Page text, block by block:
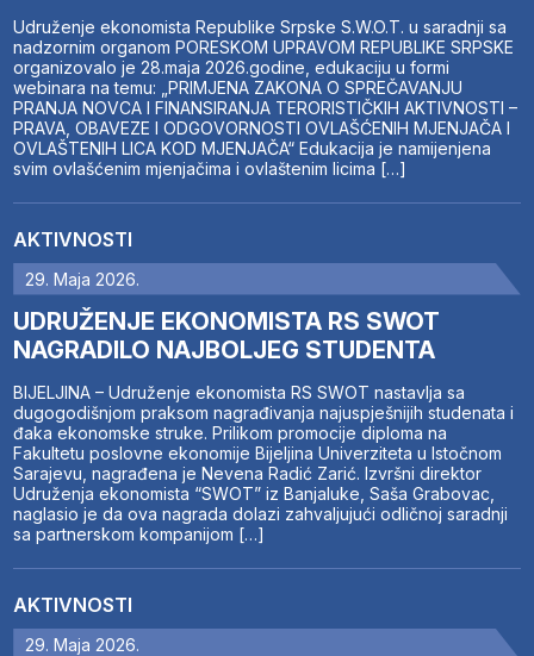
Udruženje ekonomista Republike Srpske S.W.O.T. u saradnji sa
nadzornim organom PORESKOM UPRAVOM REPUBLIKE SRPSKE
organizovalo je 28.maja 2026.godine, edukaciju u formi
webinara na temu: „PRIMJENA ZAKONA O SPREČAVANJU
PRANJA NOVCA I FINANSIRANJA TERORISTIČKIH AKTIVNOSTI –
PRAVA, OBAVEZE I ODGOVORNOSTI OVLAŠĆENIH MJENJAČA I
OVLAŠTENIH LICA KOD MJENJAČA“ Edukacija je namijenjena
svim ovlašćenim mjenjačima i ovlaštenim licima […]
AKTIVNOSTI
29. Maja 2026.
UDRUŽENJE EKONOMISTA RS SWOT
NAGRADILO NAJBOLJEG STUDENTA
BIJELJINA – Udruženje ekonomista RS SWOT nastavlja sa
dugogodišnjom praksom nagrađivanja najuspješnijih studenata i
đaka ekonomske struke. Prilikom promocije diploma na
Fakultetu poslovne ekonomije Bijeljina Univerziteta u Istočnom
Sarajevu, nagrađena je Nevena Radić Zarić. Izvršni direktor
Udruženja ekonomista “SWOT” iz Banjaluke, Saša Grabovac,
naglasio je da ova nagrada dolazi zahvaljujući odličnoj saradnji
sa partnerskom kompanijom […]
AKTIVNOSTI
29. Maja 2026.